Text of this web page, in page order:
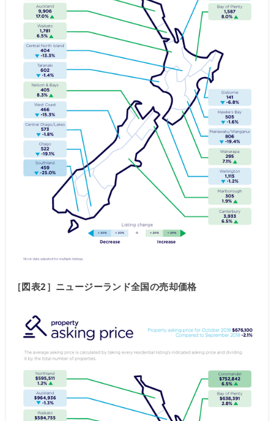
［図表2］ニュージーランド全国の売却価格